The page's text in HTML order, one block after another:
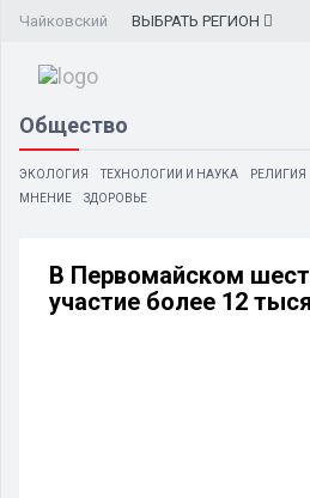
Чайковский ВЫБРАТЬ РЕГИОН
Общество
ЭКОЛОГИЯ ТЕХНОЛОГИИ И НАУКА РЕЛИГИЯ
МНЕНИЕ
ЗДОРОВЬЕ
В Первомайском
участие более 12